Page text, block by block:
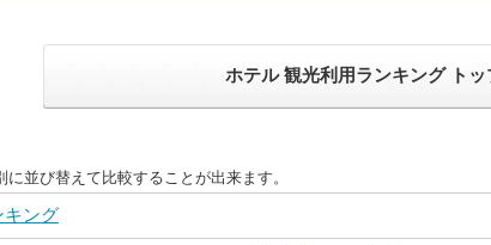
ホテル 観光利用ランキング トッ
並び替えて比較することが出来ます。
キング